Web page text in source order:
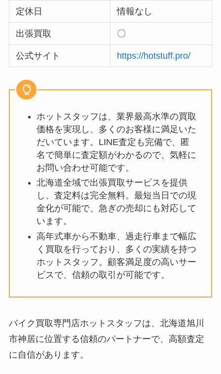
定休日 情報なし
出張買取 〇
公式サイト https://hotstuff.pro/
ホットスタッフは、業界最高水準の買取
価格を実現し、多くのお客様に満足いた
だいています。LINE査定も完備で、匿
名で簡単に査定額がわかるので、気軽に
お問い合わせ可能です。
北海道全域で出張買取サービスを提供
し、査定料は完全無料。最短当日での現
金化が可能で、急ぎの売却にも対応して
います。
高年式車から不動車、過走行車まで幅広
く買取を行っており、多くの実績を持つ
ホットスタッフ。顧客満足度の高いサー
ビスで、信頼の取引が可能です。
バイク買取専門店ホットスタッフは、北海道旭川
市神居に位置する信頼のパートナーで、高額査定
に自信があります。